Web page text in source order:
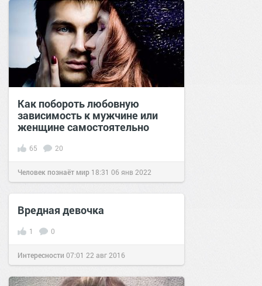
Как побороть любовную
зависимость к мужчине или
женщине самостоятельно
65 20
Человек познаёт мир 18:31 06 янв 2022
Вредная девочка
1 0
Интересности 07:01 22 авг 2016